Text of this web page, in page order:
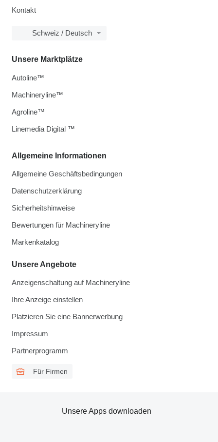
Kontakt
Schweiz / Deutsch
Allgemeine Informationen
Allgemeine Geschäftsbedingungen
Datenschutzerklärung
Sicherheitshinweise
Bewertungen für Machineryline
Markenkatalog
Unsere Angebote
Anzeigenschaltung auf Machineryline
Ihre Anzeige einstellen
Platzieren Sie eine Bannerwerbung
Impressum
Partnerprogramm
Für Firmen
Unsere Marktplätze
Autoline™
Machineryline™
Agroline™
Linemedia Digital ™
Unsere Apps downloaden